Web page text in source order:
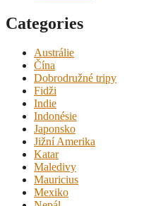
Categories
Austrálie
Čína
Dobrodružné tripy
Fidži
Indie
Indonésie
Japonsko
Jižní Amerika
Katar
Maledivy
Mauricius
Mexiko